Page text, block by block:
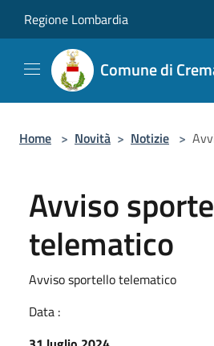
Regione Lombardia
Comune di
Home > Novità > Notizie >
Avviso
telematico
Avviso sportello telematico
Data :